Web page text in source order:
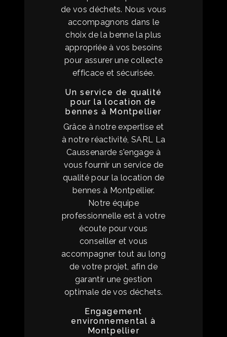
de vos déchets. Nous vous
accompagnons dans le
choix de la benne la plus
appropriée à vos besoins
pour assurer une collecte
efficace et sécurisée.
Un service de qualité
pour la location de
bennes à Montpellier
Grâce à notre expertise et
à notre réactivité, SARL La
Caussenarde s'engage à
vous fournir un service de
qualité pour la location de
bennes à Montpellier.
Notre équipe
professionnelle est à votre
écoute pour vous
conseiller et vous
accompagner tout au long
de votre projet, afin de
garantir une gestion
optimale de vos déchets.
Engagement
environnemental à
Montpellier